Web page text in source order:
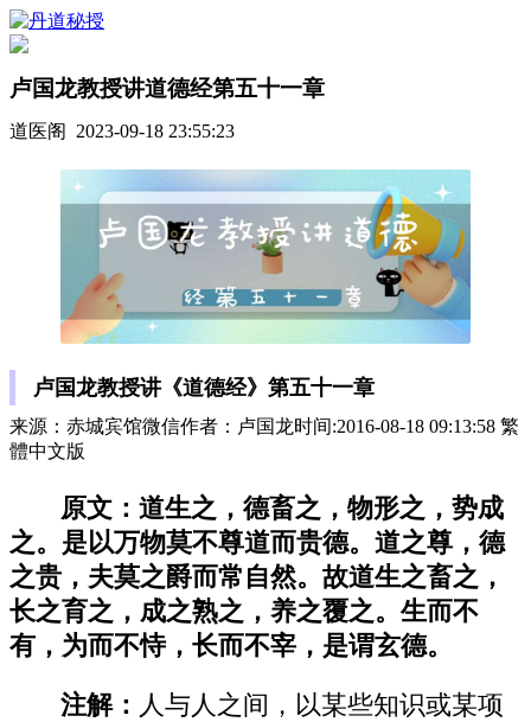
卢国龙教授讲道德经第五十一章
道医阁 2023-09-18 23:55:23
卢国龙教授讲《道德经》第五十一章
来源：赤城宾馆微信作者：卢国龙时间:2016-08-18 09:13:58 繁
體中文版
原文：道生之，德畜之，物形之，势成
之。是以万物莫不尊道而贵德。道之尊，德
之贵，夫莫之爵而常自然。故道生之畜之，
长之育之，成之熟之，养之覆之。生而不
有，为而不恃，长而不宰，是谓玄德。
注解： 人与人之间，以某些知识或某项